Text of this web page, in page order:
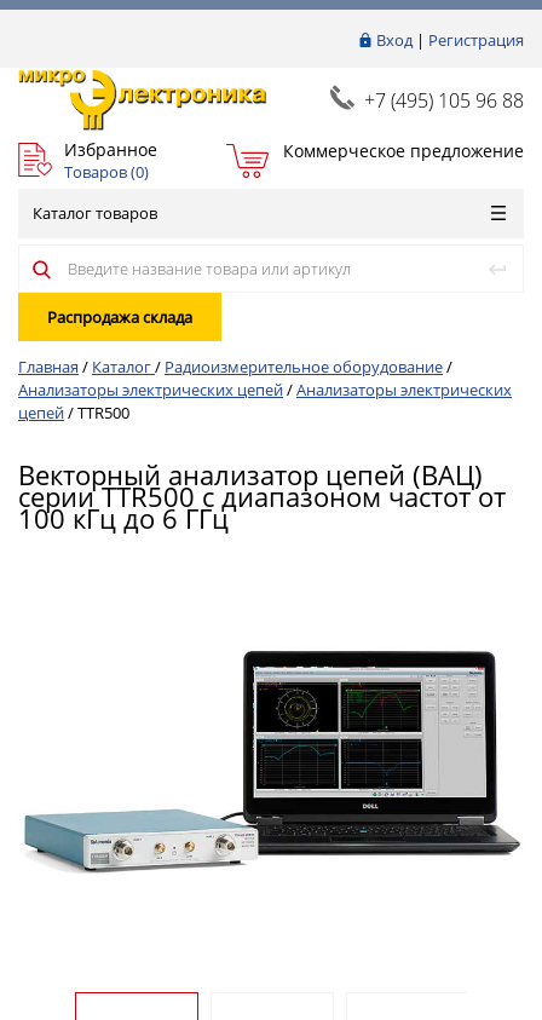
Вход| Регистрация
+7 (495) 105 96 88
Избранное
Товаров (0)
Коммерческое предложение
Каталог товаров
Распродажа склада
Главная / Каталог/ Радиоизмерительное оборудование/
Анализаторы электрических цепей/Анализаторы электрических
цепей/TTR500
Векторный анализатор цепей (ВАЦ)
серии TTR500 с диапазоном частот от
100 кГц до 6 ГГц